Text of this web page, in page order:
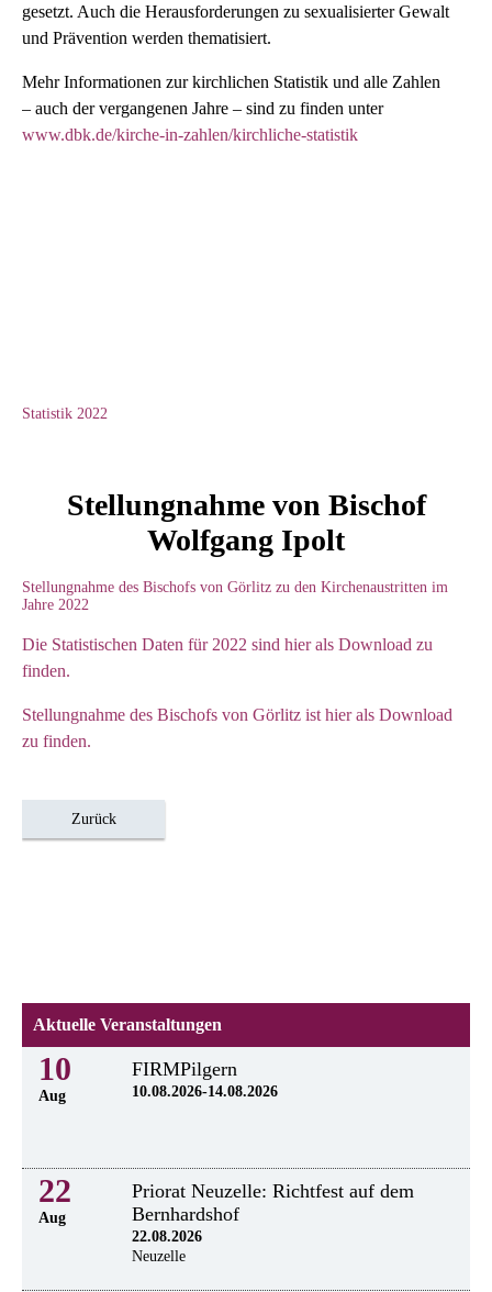
gesetzt. Auch die Herausforderungen zu sexualisierter Gewalt
und Prävention werden thematisiert.
Mehr Informationen zur kirchlichen Statistik und alle Zahlen
– auch der vergangenen Jahre – sind zu finden unter
www.dbk.de/kirche-in-zahlen/kirchliche-statistik
Statistik 2022
Stellungnahme von Bischof
Wolfgang Ipolt
Stellungnahme des Bischofs von Görlitz zu den Kirchenaustritten im
Jahre 2022
Die Statistischen Daten für 2022 sind hier als Download zu
finden.
Stellungnahme des Bischofs von Görlitz ist hier als Download
zu finden.
Zurück
Aktuelle Veranstaltungen
10
Aug
FIRMPilgern
10.08.2026-14.08.2026
22
Aug
Priorat Neuzelle: Richtfest auf dem
Bernhardshof
22.08.2026
Neuzelle